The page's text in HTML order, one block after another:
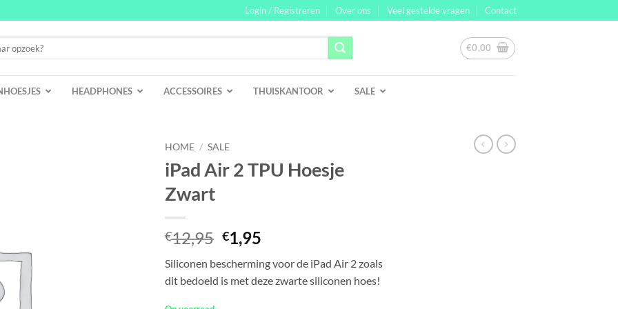
Login / Registreren Over ons Veel gestelde vragen Contact
€0,00
HEADPHONES ACCESSOIRES THUISKANTOOR SALE
HOME / SALE
iPad Air 2 TPU Hoesje
Zwart
€12,95 Oorspronkelijke
prijs
was:
€12,95.
€1,95
is:
€1,95.
Siliconen bescherming voor de iPad Air 2 zoals
dit bedoeld is met deze zwarte siliconen hoes!